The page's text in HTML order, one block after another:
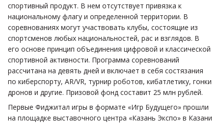
спортивный продукт. В нем отсутствует привязка к
национальному флагу и определенной территории. В
соревнованиях могут участвовать клубы, состоящие из
спортсменов любых национальностей, рас и взглядов. В
его основе принцип объединения цифровой и классической
спортивной активности. Программа соревнований
рассчитана на девять дней и включает в себя состязания
по киберспорту, AR/VR, турнир роботов, кибатлетику, гонки
дронов и другие. Призовой фонд составит 25 млн рублей.
Первые Фиджитал игры в формате «Игр Будущего» прошли
на площадке выставочного центра «Казань Экспо» в Казани